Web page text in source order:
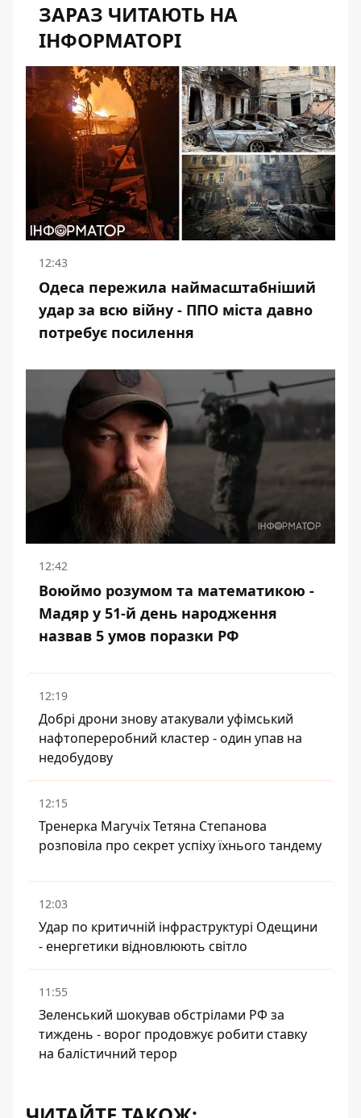
ЗАРАЗ ЧИТАЮТЬ НА
ІНФОРМАТОРІ
12:43
Одеса пережила наймасштабніший
удар за всю війну - ППО міста давно
потребує посилення
12:42
Воюймо розумом та математикою -
Мадяр у 51-й день народження
назвав 5 умов поразки РФ
12:19
Добрі дрони знову атакували уфімський
нафтопереробний кластер - один упав на
недобудову
12:15
Тренерка Магучіх Тетяна Степанова
розповіла про секрет успіху їхнього тандему
12:03
Удар по критичній інфраструктурі Одещини
- енергетики відновлюють світло
11:55
Зеленський шокував обстрілами РФ за
тиждень - ворог продовжує робити ставку
на балістичний терор